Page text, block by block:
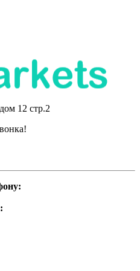
12 стр.2